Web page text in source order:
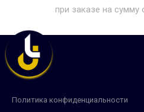
при заказе на сумму
Политика конфиденциальности